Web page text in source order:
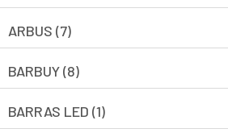
ARBUS (7)
BARBUY (8)
BARRAS LED (1)